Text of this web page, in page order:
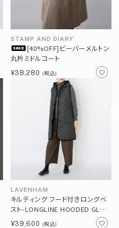
STAMP AND DIARY
[40%OFF]ビーバーメルトン
丸衿ミドルコート
¥38,280 (税込)
LAVENHAM
キルティング フード付きロングベ
スト-LONGLINE HOODED GL＜
BLACK＞
¥39,600 (税込)